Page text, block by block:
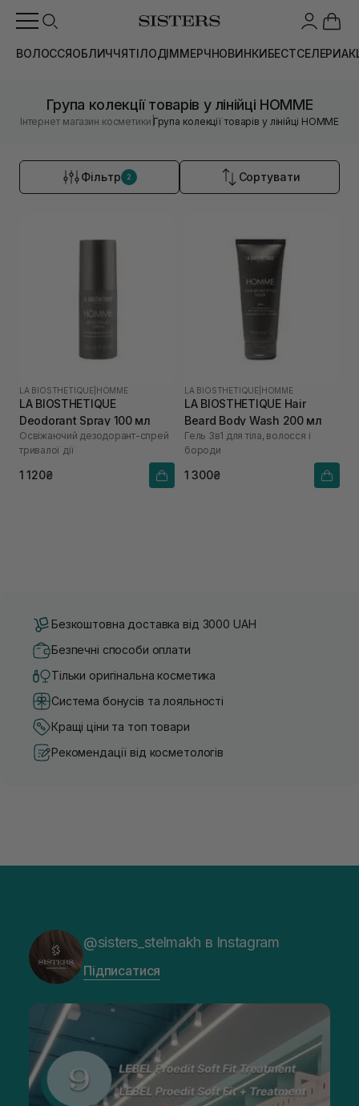
ВОЛОССЯОБЛИЧЧЯТІЛОДІММЕРЧНОВИНКИБЕСТСЕЛЕРИ
Група колекції товарів у лінійці HOMME
Інтернет магазин косметики |Група колекції товарів у лінійці HOMME
Фільтр 2 Сортувати
LA BIOSTHETIQUE HOMME
LA BIOSTHETIQUE
Deodorant Spray 100 мл
Освіжаючий дезодорант-спрей
тривалої дії
1 120₴
LA BIOSTHETIQUE HOMME
LA BIOSTHETIQUE Hair
Beard Body Wash 200 мл
Гель 3в1 для тіла, волосся і
бороди
1 300₴
Безкоштовна доставка від 3000 UAH
Безпечні способи оплати
Тільки оригінальна косметика
Система бонусів та лояльності
Кращі ціни та топ товари
Рекомендації від косметологів
@sisters_stelmakh в Instagram
Підписатися